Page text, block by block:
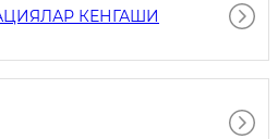
КЕНГАШИ